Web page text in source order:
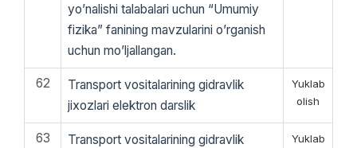
yo’nalishi talabalari uchun “Umumiy
fizika” fanining mavzularini o’rganish
uchun mo’ljallangan.
62
Transport vositalarining gidravlik
jixozlari elektron darslik
Yuklab
olish
63
Transport vositalarining gidravlik
Yuklab